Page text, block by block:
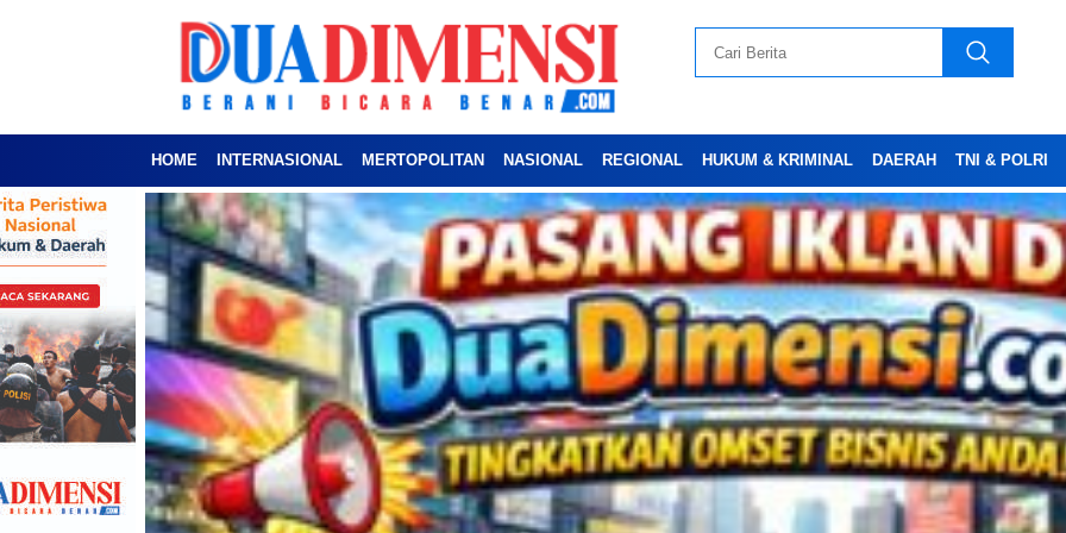
HOME INTERNASIONAL MERTOPOLITAN NASIONAL REGIONAL HUKUM & KRIMINAL DAERAH TNI & POLRI
Advertesment